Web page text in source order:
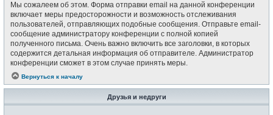
Мы сожалеем об этом. Форма отправки email на данной конференции
включает меры предосторожности и возможность отслеживания
пользователей, отправляющих подобные сообщения. Отправьте email-
сообщение администратору конференции с полной копией
полученного письма. Очень важно включить все заголовки, в которых
содержится детальная информация об отправителе. Администратор
конференции сможет в этом случае принять меры.
Вернуться к началу
Друзья и недруги